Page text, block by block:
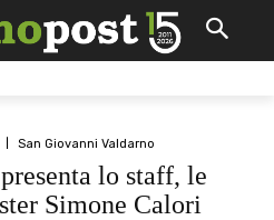
San Giovanni Valdarno
lo staff, le
Simone Calori